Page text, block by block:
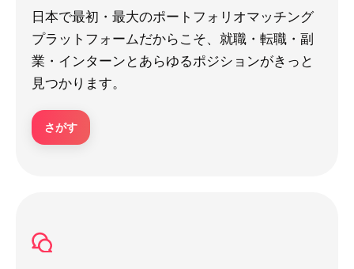
日本で最初・最大のポートフォリオマッチング
プラットフォームだからこそ、就職・転職・副
業・インターンとあらゆるポジションがきっと
見つかります。
さがす